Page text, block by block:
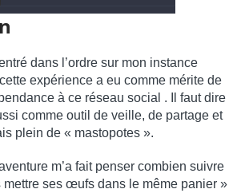
dans l’ordre sur mon instance
expérience a eu comme mérite de
à ce réseau social . Il faut dire
comme outil de veille, de partage et
plein de « mastopotes ».
m’a fait penser combien suivre
mettre ses œufs dans le même panier »